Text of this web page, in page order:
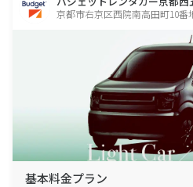
京都市右京区西院南高田町10番
基本料金プラン